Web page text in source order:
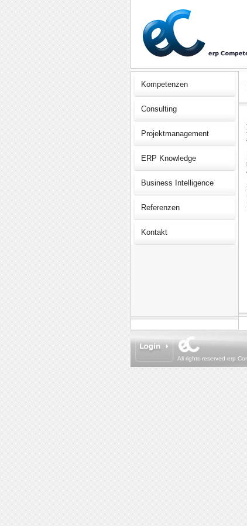
Kompetenzen
Consulting
Projektmanagement
ERP Knowledge
Business Intelligence
Referenzen
Kontakt
All rights reserved erp